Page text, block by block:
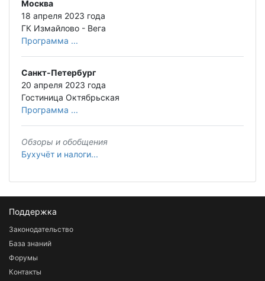
Москва
18 апреля 2023 года
ГК Измайлово - Вега
Программа ...
Санкт-Петербург
20 апреля 2023 года
Гостиница Октябрьская
Программа ...
Обзоры и обобщения
Бухучёт и налоги...
Поддержка
Законодательство
База знаний
Форумы
Контакты